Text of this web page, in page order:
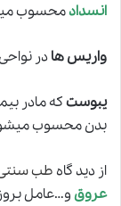
انسدادمحسوب
واریس هادر
یبوستکه مادر
بدن محسوب
از دید گاه طب
عروق و…عامل